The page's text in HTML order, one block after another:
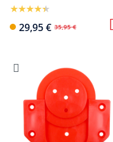
29,95 € 35,95 €